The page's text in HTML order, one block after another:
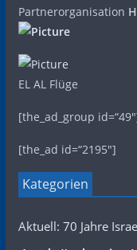
Partnerorganisation
EL AL Flüge
[the_ad_group
[the_ad id=“2195″]
Kategorien
Aktuell: 70 Jahre